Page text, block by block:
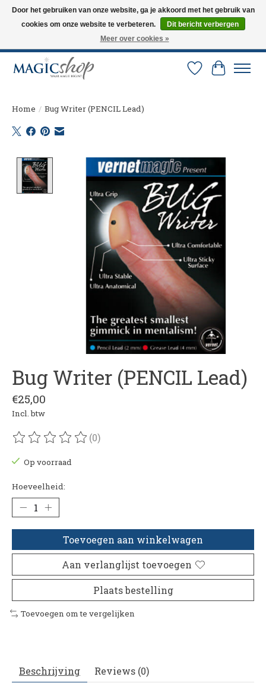
Altijd de nieuwste trucs op voorraad. Snelle verzending via PostNL en DHL.
Langskomen in onze winkel? Bel of mail om een afspraak te maken. 0251-
Verlanglijst
Home / Bug Writer (PENCIL Lead)
Product image slideshow Items
Bug Writer (PENCIL Lead)
€25,00
Incl. btw
De beoordeling van dit product is
(0)
Op voorraad
Hoeveelheid:
Toevoegen aan winkelwagen
Aan verlanglijst toevoegen
Plaats bestelling
Toevoegen om te vergelijken
Beschrijving Reviews (0)
Door het gebruiken van onze website, ga je akkoord met het gebruik van
cookies om onze website te verbeteren.
Dit bericht verbergen
Meer over cookies »